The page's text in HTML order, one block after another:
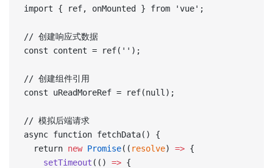
import { ref, onMounted } from 'vue';
// 创建响应式数据
const content = ref('');
// 创建组件引用
const uReadMoreRef = ref(null);
// 模拟后端请求
async function fetchData() {
  return
new Promise(( resolve) => {
    setTimeout
(() => {